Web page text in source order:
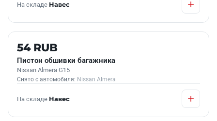
На складе Навес
Б/У В НАЛИЧИИ
54 RUB
Пистон обшивки багажника
Nissan Almera G15
Снято с автомобиля: Nissan Almera
На складе Навес